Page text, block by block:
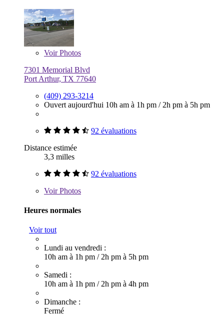
VoirPhotos
7301 Memorial Blvd
Port Arthur, TX 77640
(409) 293-3214
Ouvert aujourd'hui 10h am à 1h pm / 2h pm à 5h pm
92 évaluations
Distance estimée
3,3 milles
92 évaluations
VoirPhotos
Heures normales
Voir tout
Lundi au vendredi :
10h am à 1h pm / 2h pm à 5h pm
Samedi :
10h am à 1h pm / 2h pm à 4h pm
Dimanche :
Fermé